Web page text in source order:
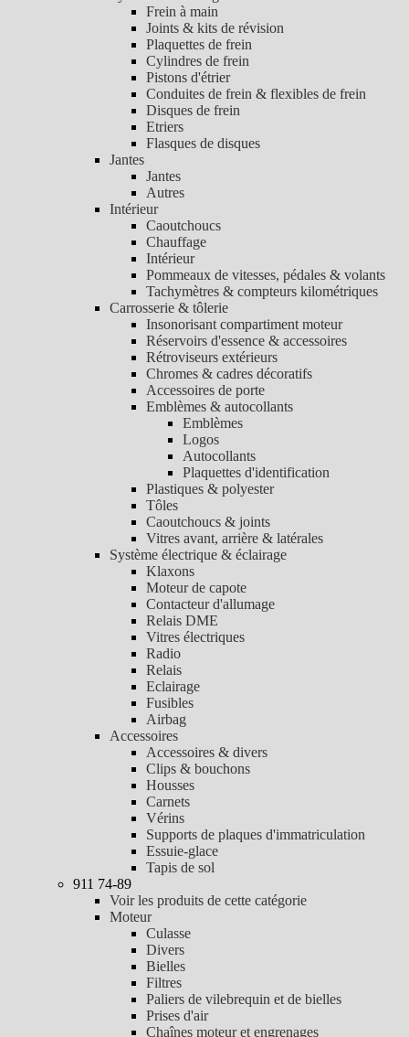
Frein à main
Joints & kits de révision
Plaquettes de frein
Cylindres de frein
Pistons d'étrier
Conduites de frein & flexibles de frein
Disques de frein
Etriers
Flasques de disques
Jantes
Jantes
Autres
Intérieur
Caoutchoucs
Chauffage
Intérieur
Pommeaux de vitesses, pédales & volants
Tachymètres & compteurs kilométriques
Carrosserie & tôlerie
Insonorisant compartiment moteur
Réservoirs d'essence & accessoires
Rétroviseurs extérieurs
Chromes & cadres décoratifs
Accessoires de porte
Emblèmes & autocollants
Emblèmes
Logos
Autocollants
Plaquettes d'identification
Plastiques & polyester
Tôles
Caoutchoucs & joints
Vitres avant, arrière & latérales
Système électrique & éclairage
Klaxons
Moteur de capote
Contacteur d'allumage
Relais DME
Vitres électriques
Radio
Relais
Eclairage
Fusibles
Airbag
Accessoires
Accessoires & divers
Clips & bouchons
Housses
Carnets
Vérins
Supports de plaques d'immatriculation
Essuie-glace
Tapis de sol
911 74-89
Voir les produits de cette catégorie
Moteur
Culasse
Divers
Bielles
Filtres
Paliers de vilebrequin et de bielles
Prises d'air
Chaînes moteur et engrenages